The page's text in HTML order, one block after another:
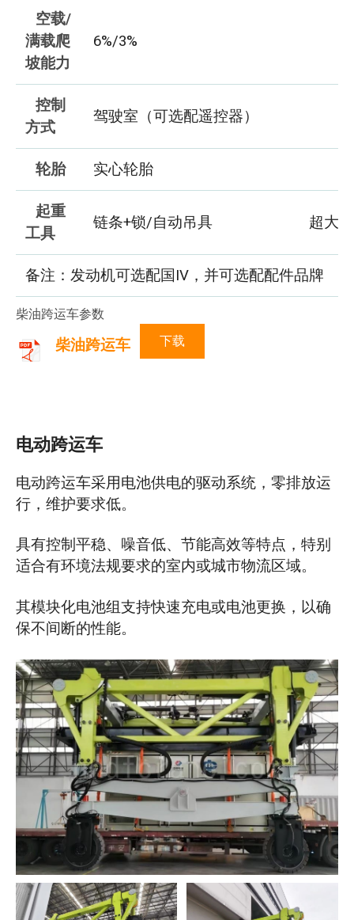
空载/
满载爬
坡能力
6%/3%
控制
方式
驾驶室（可选配遥控器）
轮胎
实心轮胎
起重
工具
链条+锁/自动吊具 超大
备注：发动机可选配国IV，并可选配配件品牌
柴油跨运车参数
柴油跨运车 下载
电动跨运车
电动跨运车采用电池供电的驱动系统，零排放运
行，维护要求低。
具有控制平稳、噪音低、节能高效等特点，特别
适合有环境法规要求的室内或城市物流区域。
其模块化电池组支持快速充电或电池更换，以确
保不间断的性能。